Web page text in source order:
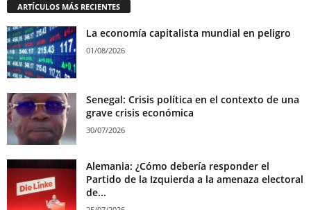
ARTÍCULOS MÁS RECIENTES
La economía capitalista mundial en peligro
01/08/2026
Senegal: Crisis política en el contexto de una
grave crisis económica
30/07/2026
Alemania: ¿Cómo debería responder el
Partido de la Izquierda a la amenaza electoral
de...